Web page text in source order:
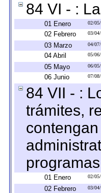
84 VI - :
01 Enero 02/
02 Febrero 03/
03 Marzo 04/
04 Abril 05/
05 Mayo 06/
06 Junio 07/
84 VII - :
trámites,
01 Enero 02/
02 Febrero 03/